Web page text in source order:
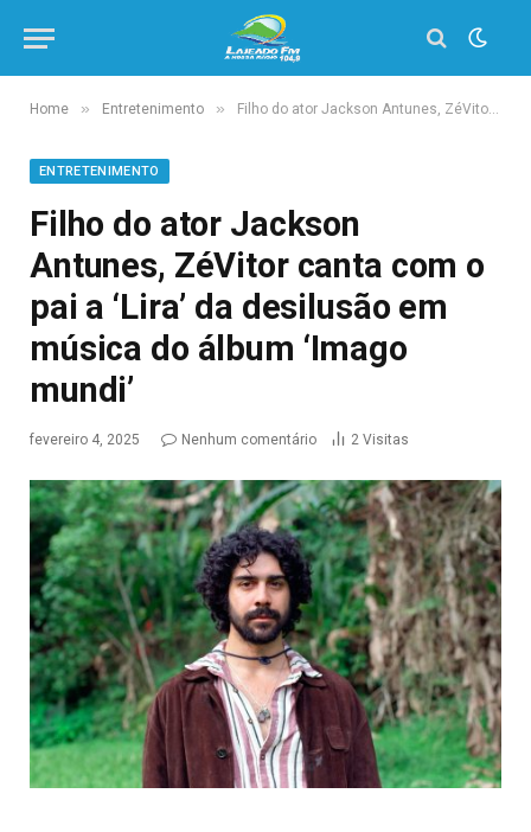
Home » Entretenimento » Filho do ator Jackson Antunes, ZéVitor canta com o pai a ‘Lira’ da desilusão em música do álbum ‘Imago mundi’
ENTRETENIMENTO
Filho do ator Jackson
Antunes, ZéVitor canta com o
pai a ‘Lira’ da desilusão em
música do álbum ‘Imago
mundi’
fevereiro 4, 2025 Nenhum comentário 2 Visitas